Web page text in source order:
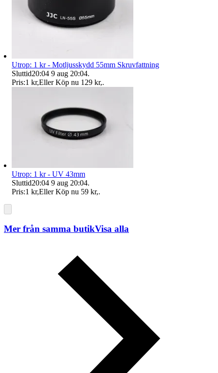
Utrop: 1 kr - Motljusskydd 55mm Skruvfattning
Sluttid20:04 9 aug 20:04.
Pris:1 kr,Eller Köp nu 129 kr,.
Utrop: 1 kr - UV 43mm
Sluttid20:04 9 aug 20:04.
Pris:1 kr,Eller Köp nu 59 kr,.
Mer från samma butikVisa alla